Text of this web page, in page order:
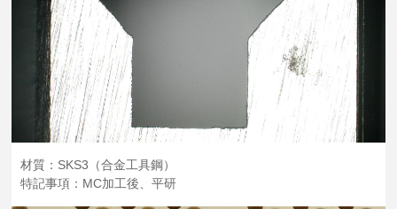
材質：SKS3（合金工具鋼）
特記事項：MC加工後、平研